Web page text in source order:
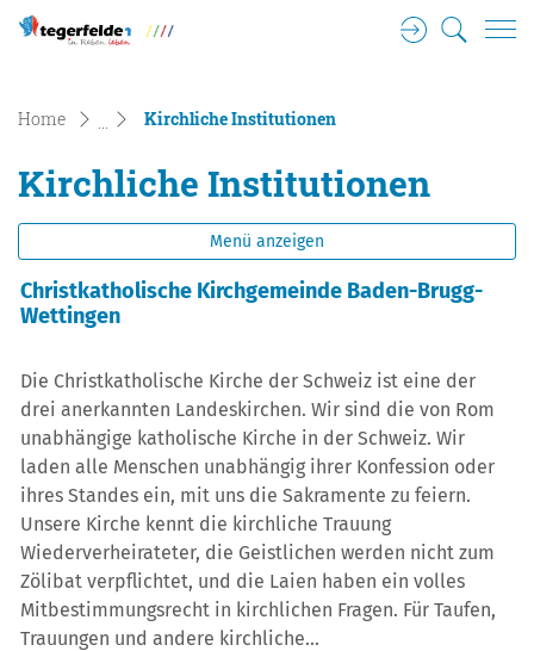
Tegerfelden Gemeinde Wappen
LoginSuche
Home Kirchliche Institutionen(ausgewählt)
Kirchliche Institutionen
Menü anzeigen
Christkatholische Kirchgemeinde Baden-Brugg-
Wettingen
Die Christkatholische Kirche der Schweiz ist eine der
drei anerkannten Landeskirchen. Wir sind die von Rom
unabhängige katholische Kirche in der Schweiz. Wir
laden alle Menschen unabhängig ihrer Konfession oder
ihres Standes ein, mit uns die Sakramente zu feiern.
Unsere Kirche kennt die kirchliche Trauung
Wiederverheirateter, die Geistlichen werden nicht zum
Zölibat verpflichtet, und die Laien haben ein volles
Mitbestimmungsrecht in kirchlichen Fragen. Für Taufen,
Trauungen und andere kirchliche...